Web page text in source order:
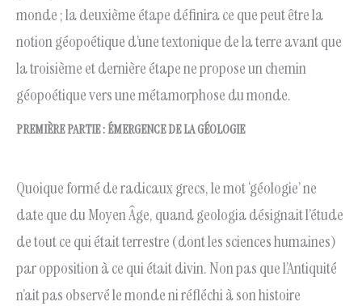
monde ; la deuxième étape définira ce que peut être la
notion géopoétique d’une textonique de la terre avant que
la troisième et dernière étape ne propose un chemin
géopoétique vers une métamorphose du monde.
PREMIÈRE PARTIE :ÉMERGENCE DE LA GÉOLOGIE
Quoique formé de radicaux grecs, le mot ‘géologie’ ne
date que du Moyen Âge, quand geologia désignait l’étude
de tout ce qui était terrestre (dont les sciences humaines)
par opposition à ce qui était divin. Non pas que l’Antiquité
n’ait pas observé le monde ni réfléchi à son histoire